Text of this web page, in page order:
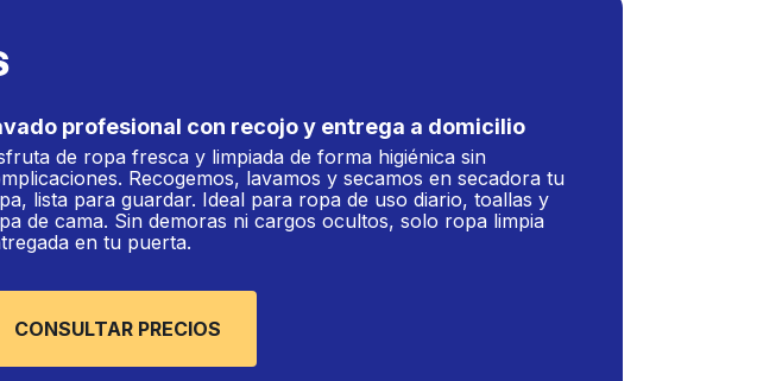
profesional con recojo y entrega a domicilio
de ropa fresca y limpiada de forma higiénica sin
Recogemos, lavamos y secamos en secadora tu
lista para guardar. Ideal para ropa de uso diario, toallas y
de cama. Sin demoras ni cargos ocultos, solo ropa limpia
en tu puerta.
CONSULTAR PRECIOS